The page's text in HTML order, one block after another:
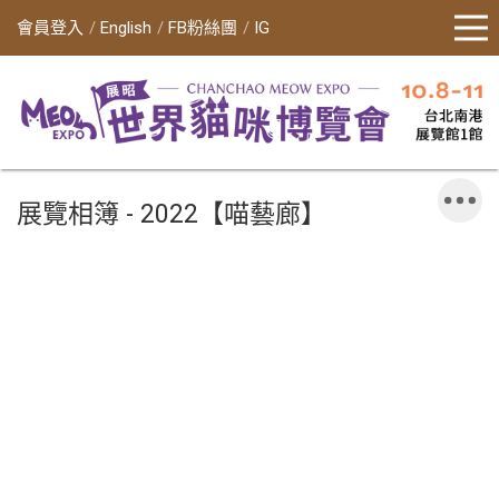
會員登入 English FB粉絲團 IG
展覽相簿 - 2022【喵藝廊】